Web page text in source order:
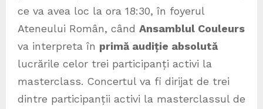
ce va avea loc la ora 18:30, în foyerul
Ateneului Român, când Ansamblul Couleurs
va interpreta în primă audiție absolută
lucrările celor trei participanți activi la
masterclass. Concertul va fi dirijat de trei
dintre participanții activi la masterclassul de